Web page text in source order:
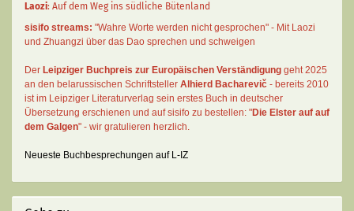
Laozi: Auf dem Weg ins südliche Bütenland
sisifo streams: "Wahre Worte werden nicht gesprochen" - Mit Laozi
und Zhuangzi über das Dao sprechen und schweigen
Der Leipziger Buchpreis zur Europäischen Verständigung geht 2025
an den belarussischen Schriftsteller Alhierd Bacharevič - bereits 2010
ist im Leipziger Literaturverlag sein erstes Buch in deutscher
Übersetzung erschienen und auf sisifo zu bestellen: "Die Elster auf auf
dem Galgen" - wir gratulieren herzlich.
Neueste Buchbesprechungen auf L-IZ